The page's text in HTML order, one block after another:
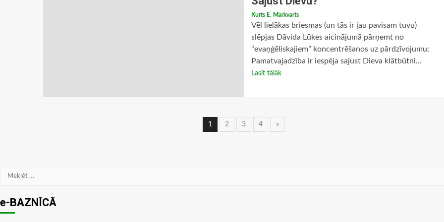
Kurts E. Markvarts
Vēl lielākas briesmas (un tās ir jau pavisam tuvu)
slēpjas Dāvida Lūkes aicinājumā pārņemt no
“evaņģēliskajiem” koncentrēšanos uz pārdzīvojumu:
Pamatvajadzība ir iespēja sajust Dieva klātbūtni...
Lasīt tālāk
Ziņu
1 2 3 4 »
Meklēt:
e-BAZNĪCĀ